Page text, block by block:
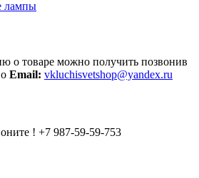
лампы
о товаре можно получить позвонив
Email: vkluchisvetshop@yandex.ru
! +7 987-59-59-753